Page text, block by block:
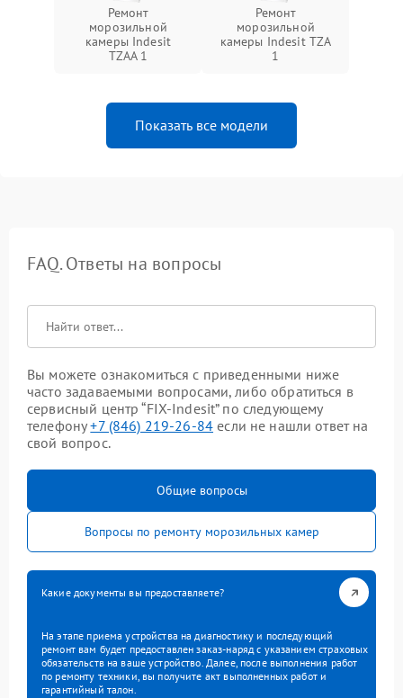
Ремонт
морозильной
камеры Indesit
TZAA 1
Ремонт
морозильной
камеры Indesit TZA
1
Показать все модели
FAQ. Ответы на вопросы
Вы можете ознакомиться с приведенными ниже
часто задаваемыми вопросами, либо обратиться в
сервисный центр “FIX-Indesit” по следующему
телефону+7 (846) 219-26-84 если не нашли ответ на
свой вопрос.
Общие вопросы
Вопросы по ремонту морозильных камер
Какие документы вы предоставляете?
На этапе приема устройства на диагностику и последующий
ремонт вам будет предоставлен заказ-наряд с указанием страховых
обязательств на ваше устройство. Далее, после выполнения работ
по ремонту техники, вы получите акт выполненных работ и
гарантийный талон.